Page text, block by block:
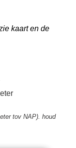
kaart en de
tov NAP). houd